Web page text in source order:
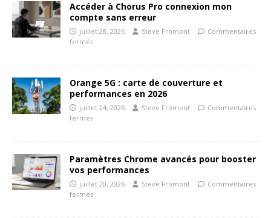
Accéder à Chorus Pro connexion mon
compte sans erreur
juillet 28, 2026 Steve Fromont
Commentaires
fermés
Orange 5G : carte de couverture et
performances en 2026
juillet 24, 2026 Steve Fromont
Commentaires
fermés
Paramètres Chrome avancés pour booster
vos performances
juillet 20, 2026 Steve Fromont
Commentaires
fermés